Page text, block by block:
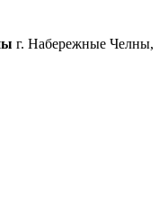
г. Набережные Челны,